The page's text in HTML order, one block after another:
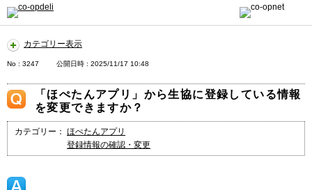
カテゴリー表示
No : 3247 公開日時 : 2025/11/17 10:48
「ほぺたんアプリ」から生協に登録している情報
を変更できますか？
カテゴリー： ほぺたんアプリ
登録情報の確認・変更